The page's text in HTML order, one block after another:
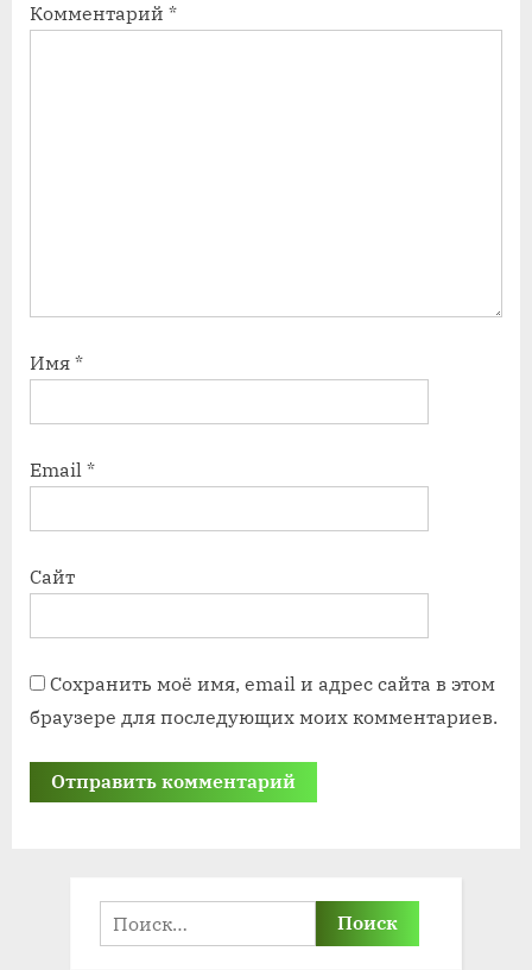
ь
Комментарий *
Имя *
Email *
Сайт
Сохранить моё имя, email и адрес сайта в этом
браузере для последующих моих комментариев.
Найти: